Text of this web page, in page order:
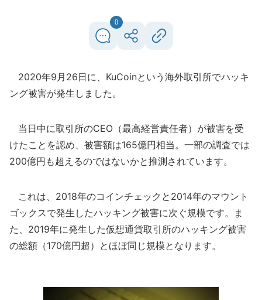
0
2020年9月26日に、KuCoinという海外取引所でハッキ
ング被害が発生しました。
当日中に取引所のCEO（最高経営責任者）が被害を受
けたことを認め、被害額は165億円相当。一部の調査では
200億円も超えるのではないかと推測されています。
これは、2018年のコインチェックと2014年のマウント
ゴックスで発生したハッキング被害に次ぐ規模です。ま
た、2019年に発生した仮想通貨取引所のハッキング被害
の総額（170億円超）とほぼ同じ規模となります。